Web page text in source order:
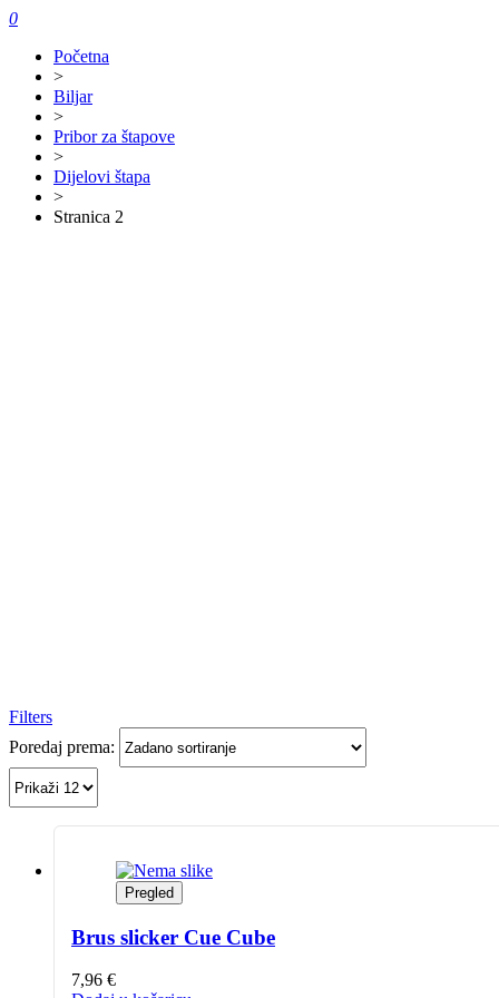
0
Početna
>
Biljar
>
Pribor za štapove
>
Dijelovi štapa
>
Stranica 2
Filters
Poredaj prema:
Pregled
Brus slicker Cue Cube
7,96 €